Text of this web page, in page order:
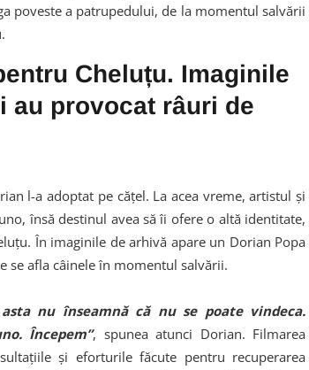
poveste a patrupedului, de la momentul salvării
Cheluțu. Imaginile
au provocat râuri de
l-a adoptat pe cățel. La acea vreme, artistul și
însă destinul avea să îi ofere o altă identitate,
În imaginile de arhivă apare un Dorian Popa
se afla câinele în momentul salvării.
nu înseamnă că nu se poate vindeca.
Începem”, spunea atunci Dorian. Filmarea
și eforturile făcute pentru recuperarea